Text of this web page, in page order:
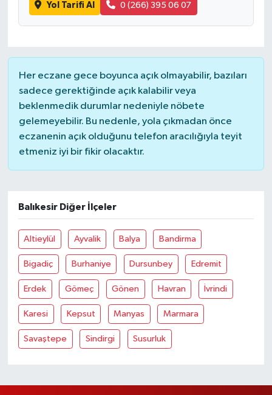
Yol Tarifi Al 0 (266) 395 06 07
Her eczane gece boyunca açık olmayabilir, bazıları
sadece gerektiğinde açık kalabilir veya
beklenmedik durumlar nedeniyle nöbete
gelemeyebilir. Bu nedenle, yola çıkmadan önce
eczanenin açık olduğunu telefon aracılığıyla teyit
etmeniz iyi bir fikir olacaktır.
Balıkesir Diğer İlçeler
Altieylül Ayvalik Balya Bandirma
Bigadiç Burhaniye Dursunbey Edremit
Erdek Gömeç Gönen Havran İvrindi
Karesi Kepsut Manyas Marmara
Savaştepe Sindirgi Susurluk